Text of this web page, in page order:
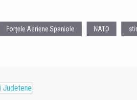
Forțele Aeriene Spaniole NATO